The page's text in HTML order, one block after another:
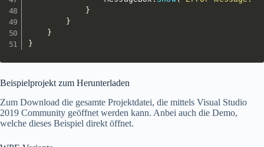
}
}
}
}
Beispielprojekt zum Herunterladen
Zum Download die gesamte Projektdatei, die mittels Visual Studio
2019 Community geöffnet werden kann. Anbei auch die Demo,
welche dieses Beispiel direkt öffnet.